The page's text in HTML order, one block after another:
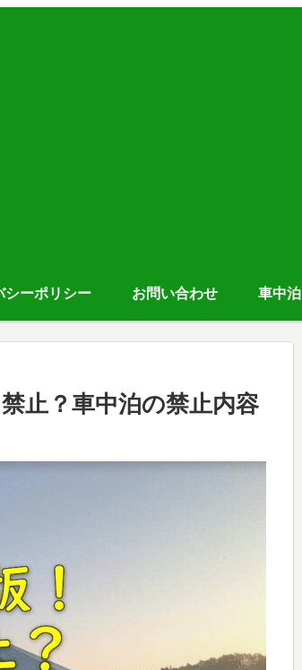
シーポリシー お問い合わせ 車中泊
止？車中泊の禁止内容